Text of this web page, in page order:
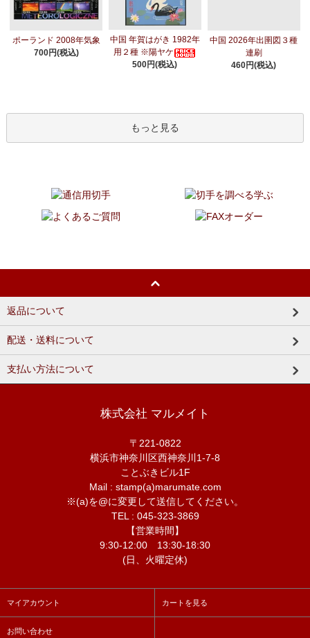
ポーランド 2008年気象
700円(税込)
中国 年賀はがき 1982年
用２種 ※陽ヤケ
500円(税込)
中国 2026年出圉図３種
連刷
460円(税込)
もっと見る
返品について
配送・送料について
支払い方法について
株式会社 マルメイト
〒221-0822
横浜市神奈川区西神奈川1-7-8
ことぶきビル1F
Mail : stamp(a)marumate.com
※(a)を@に変更して送信してください。
TEL : 045-323-3869
【営業時間】
9:30-12:00 13:30-18:30
(日、火曜定休)
マイアカウント カートを見る
お問い合わせ